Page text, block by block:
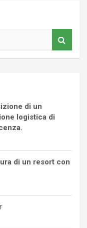
di un
logistica di
di un resort con